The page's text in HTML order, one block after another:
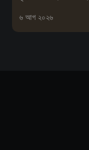
৬ আগ ২০২৬